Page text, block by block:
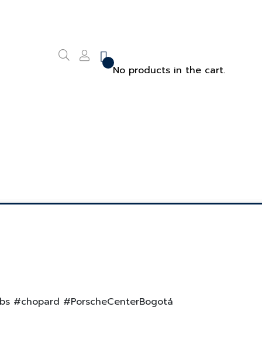
No products in the cart.
#chopard #PorscheCenterBogotá